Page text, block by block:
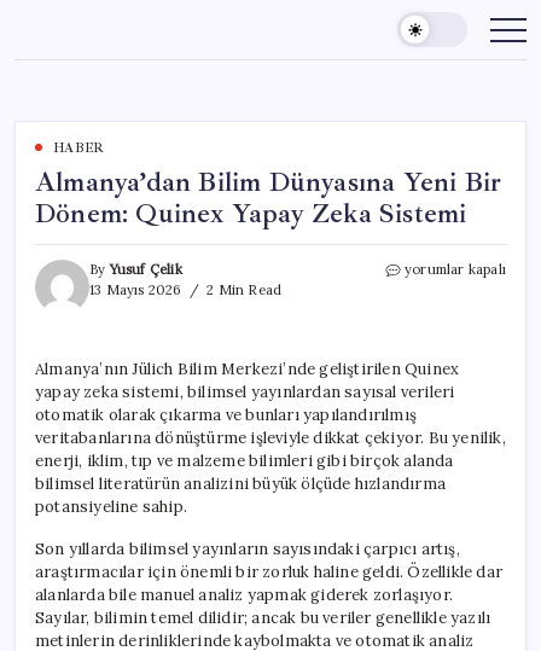
content
HABER
Almanya’dan Bilim Dünyasına Yeni Bir
Dönem: Quinex Yapay Zeka Sistemi
ByYusuf Çelik
13 Mayıs 2026
2 Min Read
Almanya’dan
Dönem:
Quinex
Yapay
Zeka
Sistemi
için
yorumlar kapalı
Almanya’nın Jülich Bilim Merkezi’nde geliştirilen Quinex
yapay zeka sistemi, bilimsel yayınlardan sayısal verileri
otomatik olarak çıkarma ve bunları yapılandırılmış
veritabanlarına dönüştürme işleviyle dikkat çekiyor. Bu yenilik,
enerji, iklim, tıp ve malzeme bilimleri gibi birçok alanda
bilimsel literatürün analizini büyük ölçüde hızlandırma
potansiyeline sahip.
Son yıllarda bilimsel yayınların sayısındaki çarpıcı artış,
araştırmacılar için önemli bir zorluk haline geldi. Özellikle dar
alanlarda bile manuel analiz yapmak giderek zorlaşıyor.
Sayılar, bilimin temel dilidir; ancak bu veriler genellikle yazılı
metinlerin derinliklerinde kaybolmakta ve otomatik analiz